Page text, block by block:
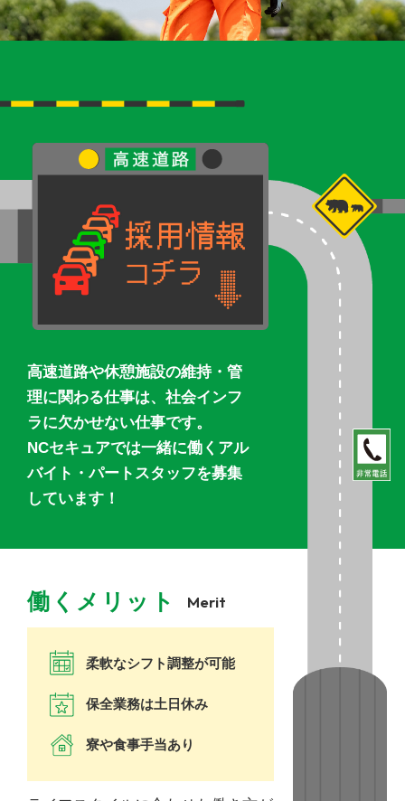
高速道路や休憩施設の維持・管
理に関わる仕事は、社会インフ
ラに欠かせない仕事です。
NCセキュアでは一緒に働くアル
バイト・パートスタッフを募集
しています！
働くメリット Merit
柔軟なシフト調整が可能
保全業務は土日休み
寮や食事手当あり